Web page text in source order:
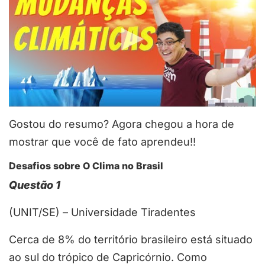
Gostou do resumo? Agora chegou a hora de
mostrar que você de fato aprendeu!!
Desafios sobre O Clima no Brasil
Questão 1
(UNIT/SE) – Universidade Tiradentes
Cerca de 8% do território brasileiro está situado
ao sul do trópico de Capricórnio. Como